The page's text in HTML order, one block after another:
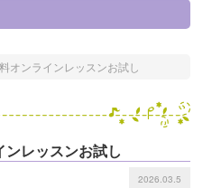
オンラインレッスンお試し
レッスンお試し
2026.03.5